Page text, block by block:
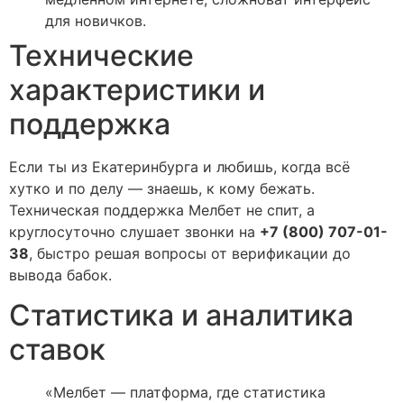
для новичков.
Технические
характеристики и
поддержка
Если ты из Екатеринбурга и любишь, когда всё
хутко и по делу — знаешь, к кому бежать.
Техническая поддержка Мелбет не спит, а
круглосуточно слушает звонки на +7 (800) 707-01-
38, быстро решая вопросы от верификации до
вывода бабок.
Статистика и аналитика
ставок
«Мелбет — платформа, где статистика